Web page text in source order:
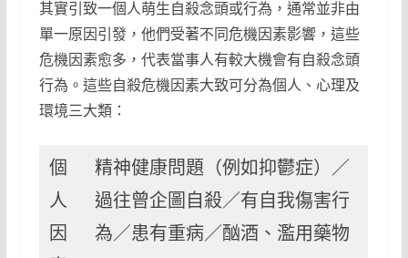
其實引致一個人萌生自殺念頭或行為，通常並非由
單一原因引發，他們受著不同危機因素影響，這些
危機因素愈多，代表當事人有較大機會有自殺念頭
行為。這些自殺危機因素大致可分為個人、心理及
環境三大類：
個
人
因
精神健康問題（例如抑鬱症）／
過往曾企圖自殺／有自我傷害行
為／患有重病／酗酒、濫用藥物